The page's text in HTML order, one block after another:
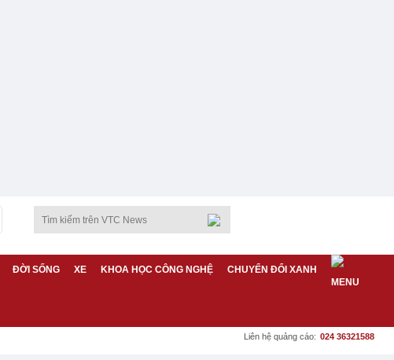
ĐỜI SỐNG XE KHOA HỌC CÔNG NGHỆ CHUYỂN ĐỔI XANH
Liên hệ quảng cáo: 024 36321588